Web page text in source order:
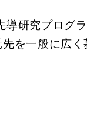
研究プログ
を一般に広